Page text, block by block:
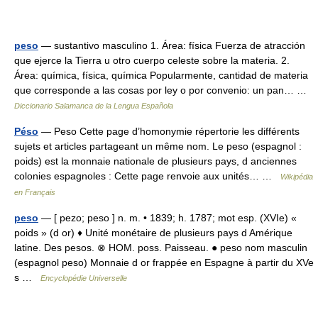
peso — sustantivo masculino 1. Área: física Fuerza de atracción
que ejerce la Tierra u otro cuerpo celeste sobre la materia. 2.
Área: química, física, química Popularmente, cantidad de materia
que corresponde a las cosas por ley o por convenio: un pan… …
Diccionario Salamanca de la Lengua Española
Péso — Peso Cette page d’homonymie répertorie les différents
sujets et articles partageant un même nom. Le peso (espagnol :
poids) est la monnaie nationale de plusieurs pays, d anciennes
colonies espagnoles : Cette page renvoie aux unités… …
Wikipédia
en Français
peso — [ pezo; peso ] n. m. • 1839; h. 1787; mot esp. (XVIe) «
poids » (d or) ♦ Unité monétaire de plusieurs pays d Amérique
latine. Des pesos. ⊗ HOM. poss. Paisseau. ● peso nom masculin
(espagnol peso) Monnaie d or frappée en Espagne à partir du XVe
s …
Encyclopédie Universelle